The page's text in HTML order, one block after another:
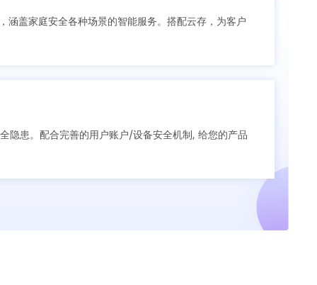
涵盖家庭安全各种场景的智能服务。搭配云存，为客户
隐患。配合完善的用户账户/设备安全机制, 给您的产品